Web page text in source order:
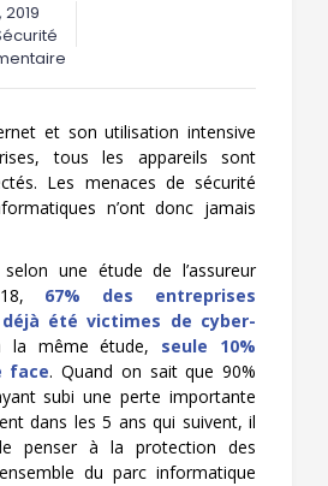
et son utilisation intensive
tous les appareils sont
Les menaces de sécurité
n’ont donc jamais
une étude de l’assureur
67% des entreprises
été victimes de cyber-
la même étude, seule 10%
face. Quand on sait que 90%
subi une perte importante
dans les 5 ans qui suivent, il
penser à la protection des
du parc informatique